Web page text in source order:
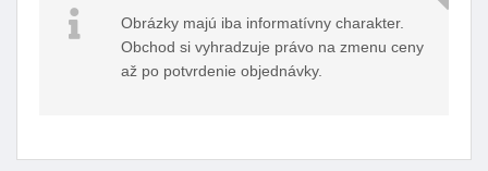
Obrázky majú iba informatívny charakter.
Obchod si vyhradzuje právo na zmenu ceny
až po potvrdenie objednávky.